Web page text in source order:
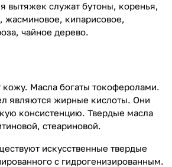
вытяжек служат бутоны, коренья,
жасминовое, кипарисовое,
чайное дерево.
кожу. Масла богаты токоферолами.
являются жирные кислоты. Они
консистенцию. Твердые масла
стеариновой.
искусственные твердые
с гидрогенизированным.